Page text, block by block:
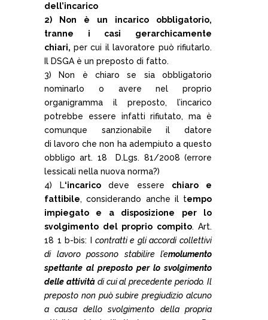
dell’incarico
2) Non è un incarico obbligatorio,
tranne i casi gerarchicamente
chiari, per cui il lavoratore può rifiutarlo.
Il DSGA è un preposto di fatto.
3) Non è chiaro se sia obbligatorio
nominarlo o avere nel proprio
organigramma il preposto, l’incarico
potrebbe essere infatti rifiutato, ma è
comunque sanzionabile il datore
di lavoro che non ha adempiuto a questo
obbligo art. 18 D.Lgs. 81/2008 (errore
lessicali nella nuova norma?)
4) L‘incaricodeve essere chiaro e
fattibile, considerando anche il tempo
impiegato e a disposizione per lo
svolgimento del proprio compito. Art.
18 1 b-bis: I
contratti e gli accordicollettivi
di lavoro possono stabilire l’emolumento
spettante al preposto per lo svolgimento
delle attivitàdi cuial precedente periodo. Il
preposto non può subire pregiudizio alcuno
a causa dello svolgimento della propria